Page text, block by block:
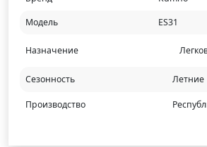
Модель
ES31
Назначение
Сезонность Летние
Производство